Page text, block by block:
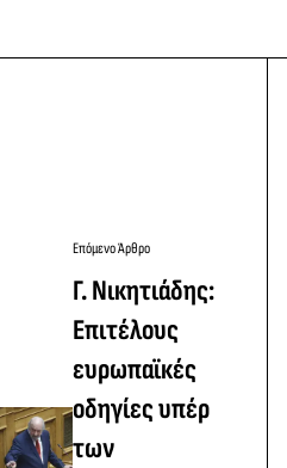
Επόμενο Άρθρο
Γ. Νικητιάδης:
Επιτέλους
ευρωπαϊκές
οδηγίες υπέρ
των